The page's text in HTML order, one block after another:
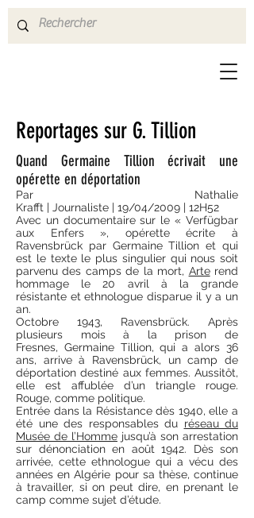
Reportages sur G. Tillion
Quand Germaine Tillion écrivait une
opérette en déportation
Par Nathalie
Krafft | Journaliste | 19/04/2009 | 12H52
Avec un documentaire sur le « Verfügbar
aux Enfers », opérette écrite à
Ravensbrück par Germaine Tillion et qui
est le texte le plus singulier qui nous soit
parvenu des camps de la mort, Arterend
hommage le 20 avril à la grande
résistante et ethnologue disparue il y a un
an.
Octobre 1943, Ravensbrück. Après
plusieurs mois à la prison de
Fresnes, Germaine Tillion, qui a alors 36
ans, arrive à Ravensbrück, un camp de
déportation destiné aux femmes. Aussitôt,
elle est affublée d’un triangle rouge.
Rouge, comme politique.
Entrée dans la Résistance dès 1940, elle a
été une des responsables du réseau du
Musée de l’Homme jusqu’à son arrestation
sur dénonciation en août 1942. Dès son
arrivée, cette ethnologue qui a vécu des
années en Algérie pour sa thèse, continue
à travailler, si on peut dire, en prenant le
camp comme sujet d’étude.